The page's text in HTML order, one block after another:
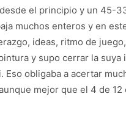
el principio y un 45-
muchos enteros y en
ideas, ritmo de
y supo cerrar la
Eso obligaba a acertar
mejor que el 4 de